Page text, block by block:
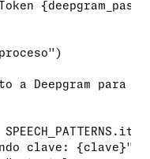
a Deepgram para
clave: {clave}")